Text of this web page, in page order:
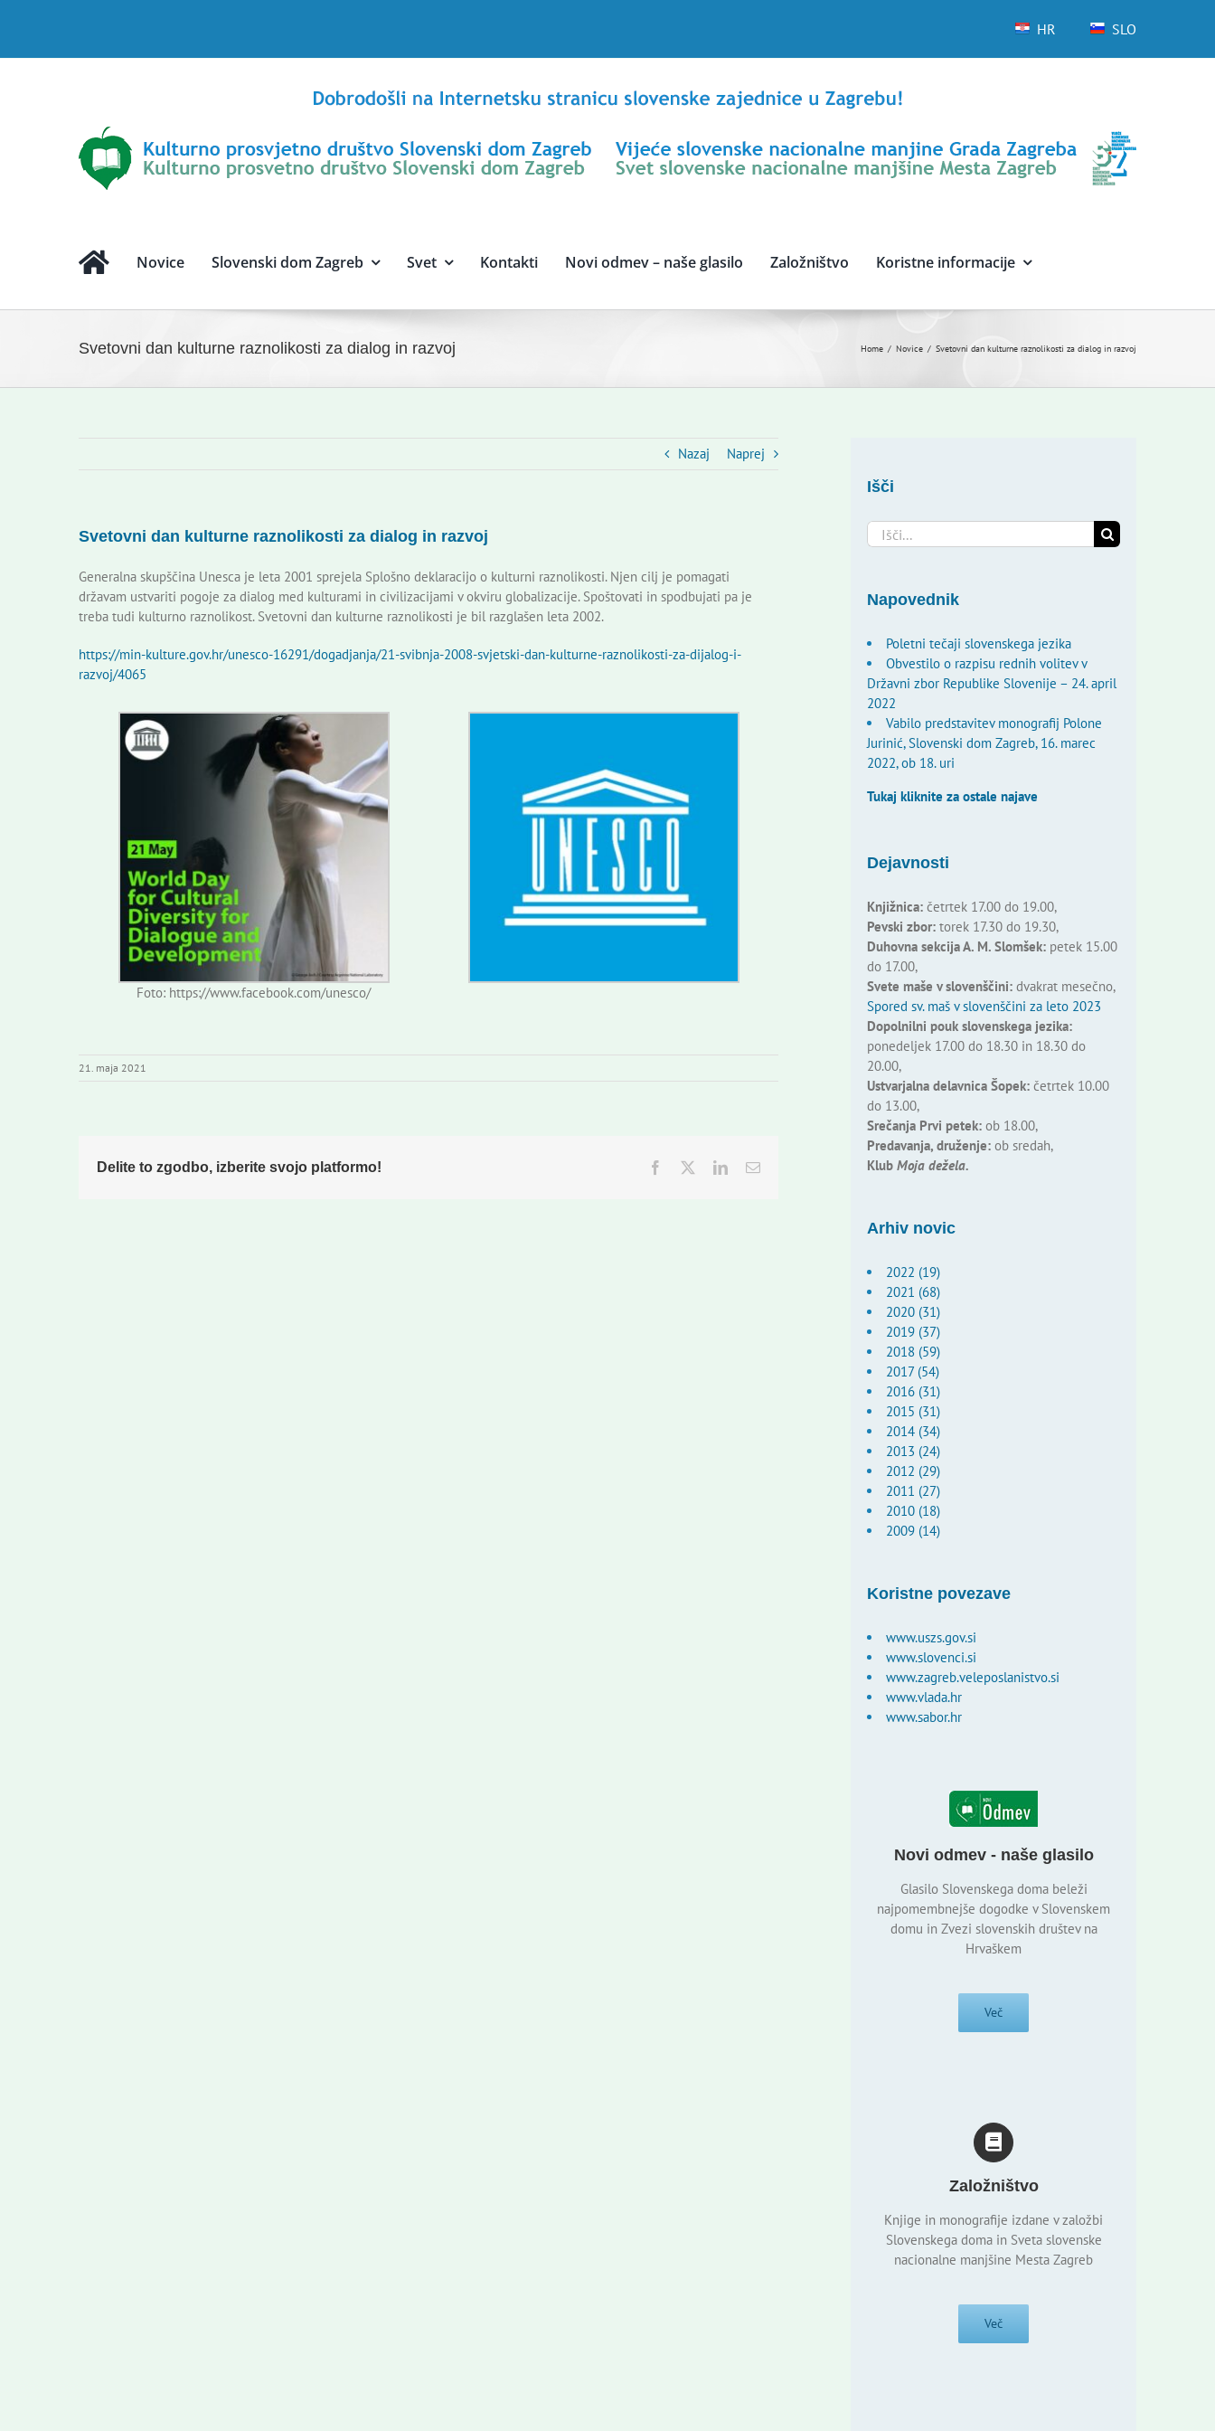
HR SLO
Novice Slovenski dom Zagreb Svet Kontakti Novi odmev – naše glasilo Založništvo Koristne informacije
Svetovni dan kulturne raznolikosti za dialog in razvoj Home Novice Svetovni dan kulturne raznolikosti za dialog in razvoj
Nazaj Naprej
Svetovni dan kulturne raznolikosti za dialog in razvoj
Generalna skupščina Unesca je leta 2001 sprejela Splošno deklaracijo o kulturni raznolikosti. Njen cilj je pomagati
državam ustvariti pogoje za dialog med kulturami in civilizacijami v okviru globalizacije. Spoštovati in spodbujati pa je
treba tudi kulturno raznolikost. Svetovni dan kulturne raznolikosti je bil razglašen leta 2002.
https://min-kulture.gov.hr/unesco-16291/dogadjanja/21-svibnja-2008-svjetski-dan-kulturne-raznolikosti-za-dijalog-i-
razvoj/4065
Foto: https://www.facebook.com/unesco/
21. maja 2021
Delite to zgodbo, izberite svojo platformo! Facebook
TwitterLinkedInEmail
Išči
Search
for:
Napovednik
Poletni tečaji slovenskega jezika
Obvestilo o razpisu rednih volitev v
Državni zbor Republike Slovenije – 24. april
2022
Vabilo predstavitev monografij Polone
Jurinić, Slovenski dom Zagreb, 16. marec
2022, ob 18. uri
Tukaj kliknite za ostale najave
Dejavnosti
Knjižnica:četrtek 17.00 do 19.00,
Pevski zbor:torek 17.30 do 19.30,
Duhovna sekcija A. M. Slomšek:petek 15.00
do 17.00,
Svete maše v slovenščini:dvakrat mesečno,
Spored sv. maš v slovenščini za leto 2023
Dopolnilni pouk slovenskega jezika:
ponedeljek 17.00 do 18.30 in 18.30 do
20.00,
Ustvarjalna delavnica Šopek:četrtek 10.00
do 13.00,
Srečanja Prvi petek:ob 18.00,
Predavanja, druženje:ob sredah,
Klub Moja dežela.
Arhiv novic
2022 (19)
2021 (68)
2020 (31)
2019 (37)
2018 (59)
2017 (54)
2016 (31)
2015 (31)
2014 (34)
2013 (24)
2012 (29)
2011 (27)
2010 (18)
2009 (14)
Koristne povezave
www.uszs.gov.si
www.slovenci.si
www.zagreb.veleposlanistvo.si
www.vlada.hr
www.sabor.hr
Novi odmev - naše glasilo
Glasilo Slovenskega doma beleži
najpomembnejše dogodke v Slovenskem
domu in Zvezi slovenskih društev na
Hrvaškem
Več
Založništvo
Knjige in monografije izdane v založbi
Slovenskega doma in Sveta slovenske
nacionalne manjšine Mesta Zagreb
Več